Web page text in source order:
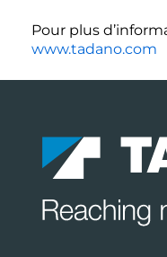
Pour plus
www.tadano.com